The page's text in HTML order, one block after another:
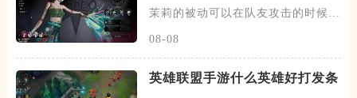
茉莉的被动可以在队友攻击的时候，
08-08
英雄联盟手游什么英雄好打发条